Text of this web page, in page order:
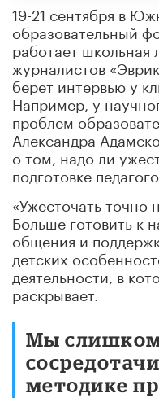
19-21 сентября в
образовательный
работает
журналистов
берет интервью у
Например, у
проблем
Александра
о том, надо ли
подготовке
«Ужесточать точно
Больше готовить к
общения и
детских
деятельности, в
раскрывает.
Мы
методике